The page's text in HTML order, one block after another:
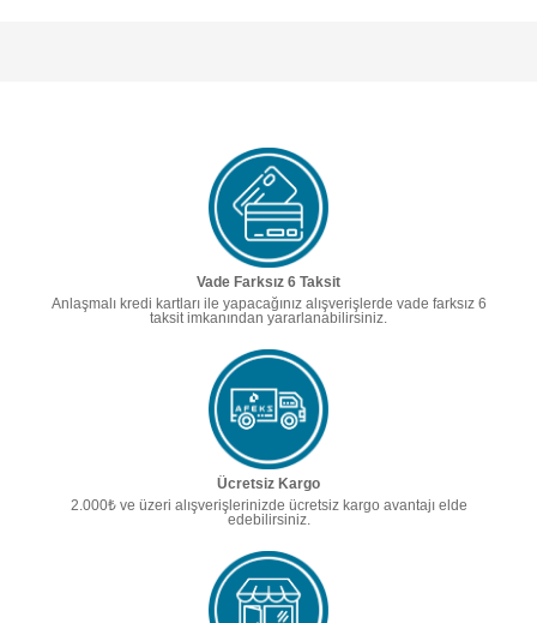
Vade Farksız 6 Taksit
Anlaşmalı kredi kartları ile yapacağınız alışverişlerde vade farksız 6
taksit imkanından yararlanabilirsiniz.
Ücretsiz Kargo
2.000₺ ve üzeri alışverişlerinizde ücretsiz kargo avantajı elde
edebilirsiniz.